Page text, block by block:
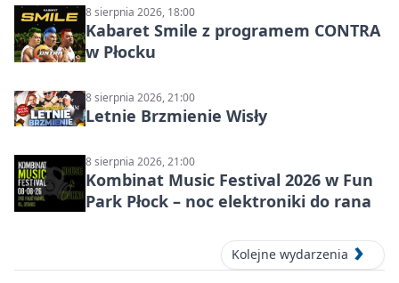
8 sierpnia 2026, 18:00
Kabaret Smile z programem CONTRA
w Płocku
8 sierpnia 2026, 21:00
Letnie Brzmienie Wisły
8 sierpnia 2026, 21:00
Kombinat Music Festival 2026 w Fun
Park Płock – noc elektroniki do rana
Kolejne wydarzenia